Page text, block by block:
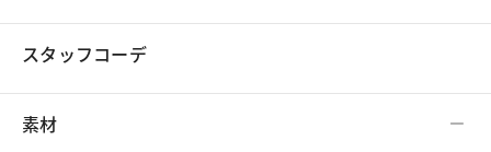
スタッフコーデ
素材